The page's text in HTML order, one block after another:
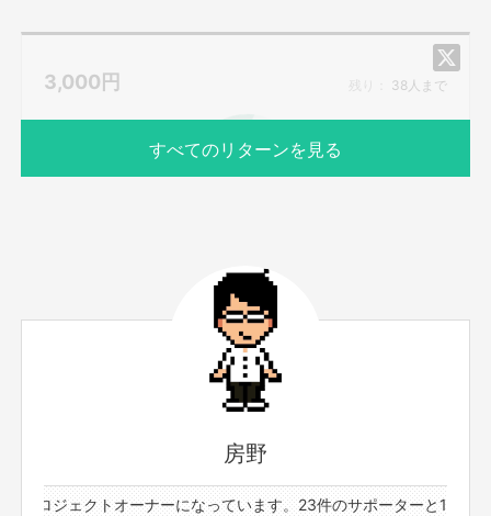
房野
ロジェクトオーナーになっています。23件のサポーターと1件のプ
3,000円 残り： 38人まで
【『超現代語訳戦国時代』朗読CD】
・房野が自身の著書『超現代語訳戦国時代』の一部を抜粋し
て朗読したCDをお届けします。もちろん本に書いてある
ことをなぞるだけではなく、セリフの間合いやアドリブな
んかも存分にお楽しみいただける代物となっております。
※朗読は書籍全部ではございません。本の中の一部分とさ
せていただきます。何卒ご了承ください。
もっと見る
すべてのリターンを見る